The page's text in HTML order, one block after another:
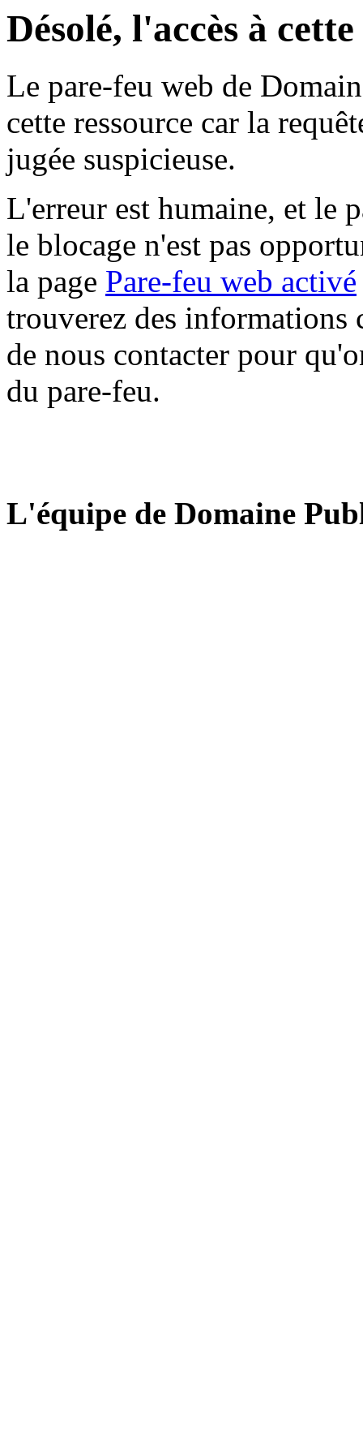
Désolé, l'accès à
Le pare-feu web de
cette ressource car la
jugée suspicieuse.
L'erreur est humaine, et le
le blocage n'est pas
la page Pare-feu web activé
trouverez des informations
de nous contacter pour
du pare-feu.
L'équipe de Domaine